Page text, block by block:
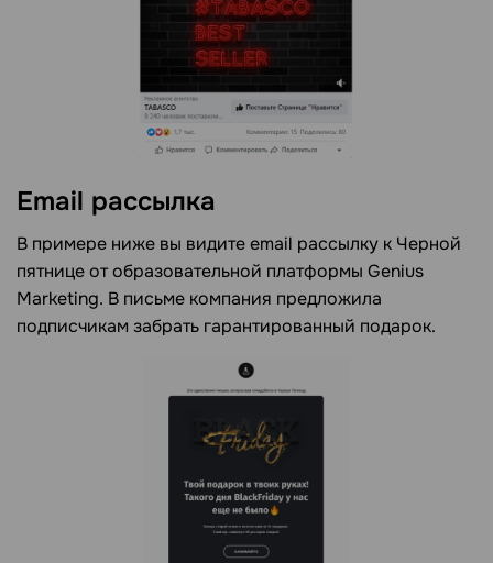
Email рассылка
В примере ниже вы видите email рассылку к Черной
пятнице от образовательной платформы Genius
Marketing. В письме компания предложила
подписчикам забрать гарантированный подарок.